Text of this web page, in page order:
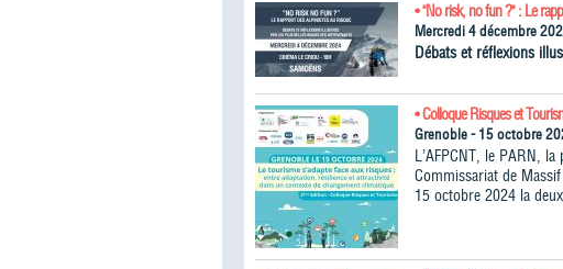
• "No risk, no fun ?" : Le
Mercredi 4 décembre
Débats et réflexions
• Colloque Risques et
Grenoble - 15 octobre
L’AFPCNT, le PARN,
Commissariat de
15 octobre 2024 la